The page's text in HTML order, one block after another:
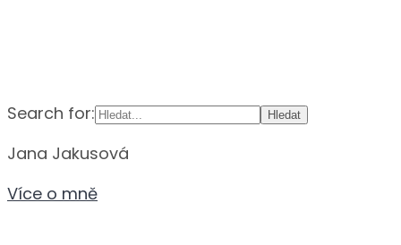
Search for:
Jana Jakusová
Více o mně